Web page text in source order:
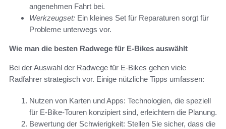
angenehmen Fahrt bei.
Werkzeugset: Ein kleines Set für Reparaturen sorgt für
Probleme unterwegs vor.
Wie man die besten Radwege für E-Bikes auswählt
Bei der Auswahl der Radwege für E-Bikes gehen viele
Radfahrer strategisch vor. Einige nützliche Tipps umfassen:
Nutzen von Karten und Apps: Technologien, die speziell
für E-Bike-Touren konzipiert sind, erleichtern die Planung.
Bewertung der Schwierigkeit: Stellen Sie sicher, dass die